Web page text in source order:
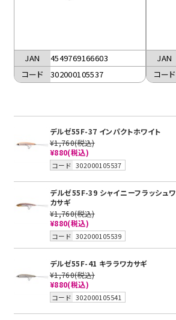
JAN
4549769166603
コード
302000105537
JAN
コード
デルゼ55F-37 インパクトホワイト
¥1,760(税込)
¥880(税込)
コード 302000105537
デルゼ55F-39 シャイニーフラッシュワ
カサギ
¥1,760(税込)
¥880(税込)
コード 302000105539
デルゼ55F-41 キララワカサギ
¥1,760(税込)
¥880(税込)
コード 302000105541